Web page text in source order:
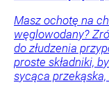
Masz ochotę na
węglowodany?
do złudzenia
proste składniki,
sycąca przekąska,